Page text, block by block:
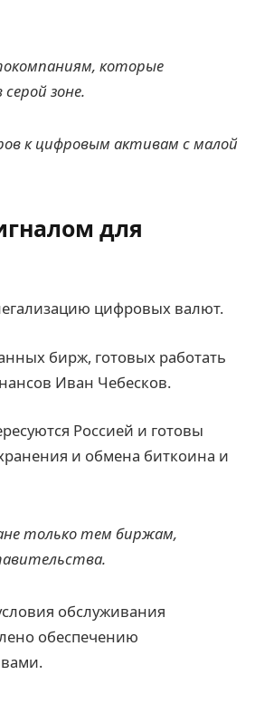
которые
зоне.
к цифровым активам с малой
для
цифровых валют.
бирж, готовых работать
Иван Чебесков.
Россией и готовы
и обмена биткоина и
только тем биржам,
обслуживания
обеспечению